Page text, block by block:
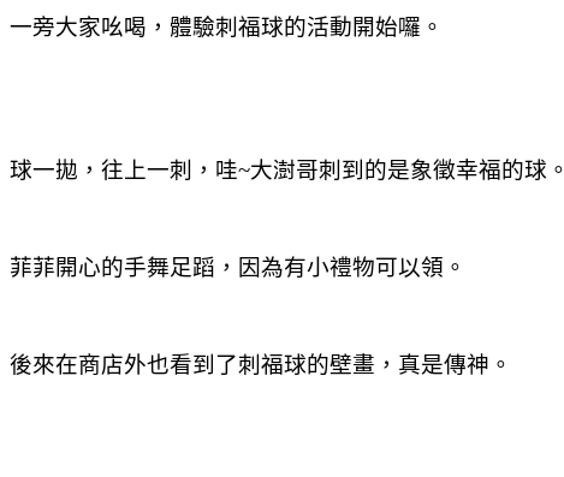
一旁大家吆喝，體驗刺福球的活動開始囉。
球一拋，往上一刺，哇~大澍哥刺到的是象徵幸福的球。
菲菲開心的手舞足蹈，因為有小禮物可以領。
後來在商店外也看到了刺福球的壁畫，真是傳神。